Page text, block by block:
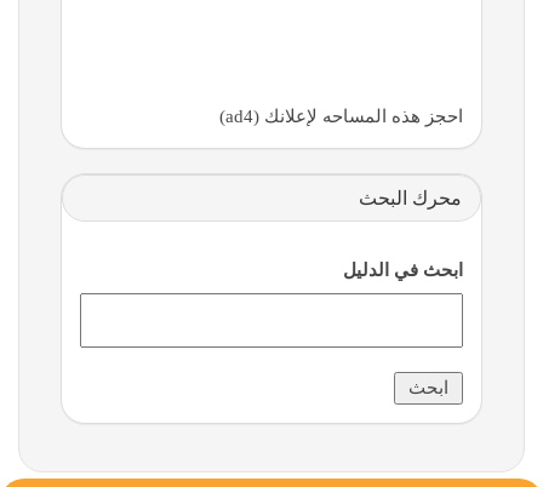
احجز هذه المساحه لإعلانك (ad4)
محرك البحث
ابحث في الدليل